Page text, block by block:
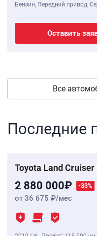
Бензин, Передний привод,
Оставить
Все
Последние
Toyota Land Cruiser
2 880 000 -33%
от 36 675 /мес